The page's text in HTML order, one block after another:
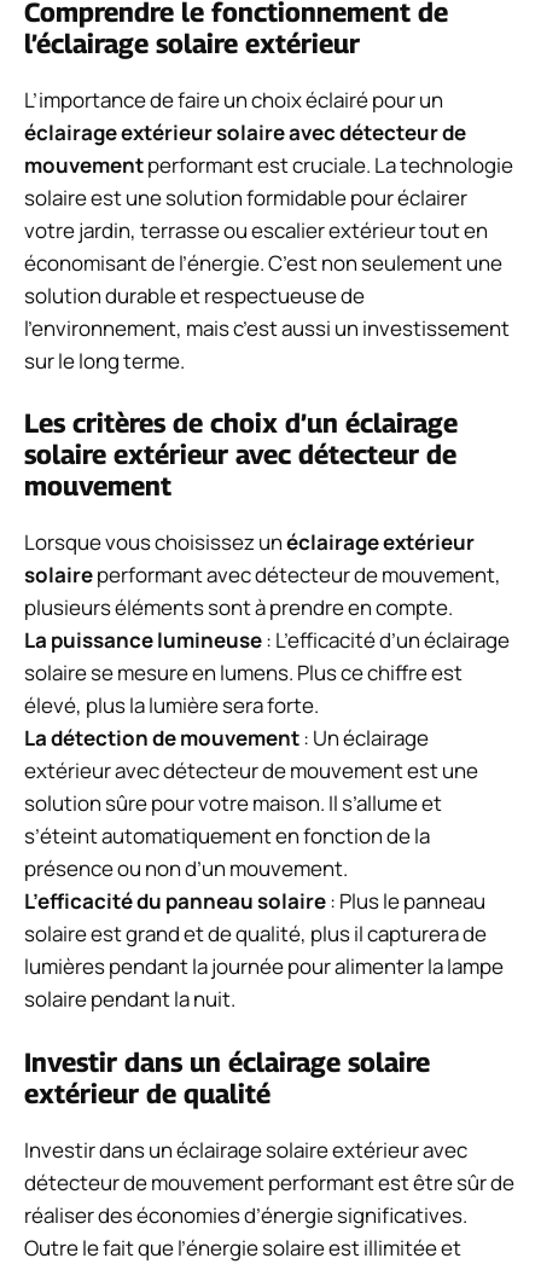
Comprendre le fonctionnement de
l’éclairage solaire extérieur
L’importance de faire un choix éclairé pour un
éclairage extérieur solaire avec détecteur de
mouvementperformant est cruciale. La technologie
solaire est une solution formidable pour éclairer
votre jardin, terrasse ou escalier extérieur tout en
économisant de l’énergie. C’est non seulement une
solution durable et respectueuse de
l’environnement, mais c’est aussi un investissement
sur le long terme.
Les critères de choix d’un éclairage
solaire extérieur avec détecteur de
mouvement
Lorsque vous choisissez unéclairage extérieur
solaireperformant avec détecteur de mouvement,
plusieurs éléments sont à prendre en compte.
La puissance lumineuse: L’efficacité d’un éclairage
solaire se mesure en lumens. Plus ce chiffre est
élevé, plus la lumière sera forte.
La détection de mouvement: Un éclairage
extérieur avec détecteur de mouvement est une
solution sûre pour votre maison. Il s’allume et
s’éteint automatiquement en fonction de la
présence ou non d’un mouvement.
L’efficacité du panneau solaire: Plus le panneau
solaire est grand et de qualité, plus il capturera de
lumières pendant la journée pour alimenter la lampe
solaire pendant la nuit.
Investir dans un éclairage solaire
extérieur de qualité
Investir dans un éclairage solaire extérieur avec
détecteur de mouvement performant est être sûr de
réaliser des économies d’énergie significatives.
Outre le fait que l’énergie solaire est illimitée et